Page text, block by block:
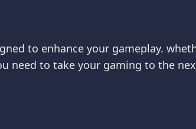
to enhance your gameplay.
need to take your gaming to the